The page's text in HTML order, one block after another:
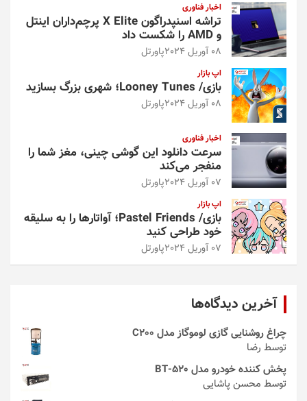
اخبار فناوری
تراشه اسنپدراگون X Elite پرچم‌داران اینتل
و AMD را شکست داد
08 آوریل 2024 پاورتل
اپ بازار
بازی/ Looney Tunes؛ شهری بزرگ بسازید
08 آوریل 2024 پاورتل
اخبار فناوری
سرعت دانلود این گوشی چینی، مغز شما را
منفجر می‌کند
07 آوریل 2024 پاورتل
اپ بازار
بازی/ Pastel Friends؛ آواتارها را به سلیقه
خود طراحی کنید
07 آوریل 2024 پاورتل
آخرین دیدگاه‌ها
چراغ روشنایی گازی لوموگاز مدل C200
توسط رضا
پخش کننده خودرو مدل 520-BT
توسط محسن پاشایی